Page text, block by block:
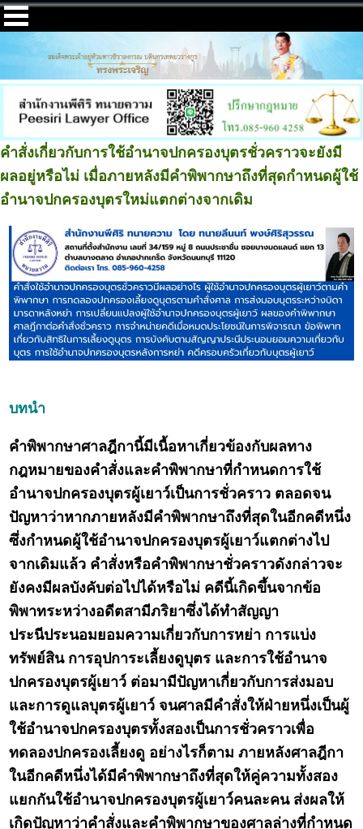
คำสั่งเกี่ยวกับการใช้อำนาจปกครองบุตรชั่วคราวจะยังมี
ผลอยู่หรือไม่ เมื่อภายหลังมีคำพิพากษาถึงที่สุดกำหนดผู้ใช้
อำนาจปกครองบุตรใหม่แตกต่างจากเดิม
บทนำ
คำพิพากษาศาลฎีกานี้มีเนื้อหาเกี่ยวข้องกับผลทาง
กฎหมายของคำสั่งและคำพิพากษาที่กำหนดการใช้
อำนาจปกครองบุตรผู้เยาว์เป็นการชั่วคราว ตลอดจน
ปัญหาว่าหากภายหลังมีคำพิพากษาถึงที่สุดในอีกคดีหนึ่ง
ซึ่งกำหนดผู้ใช้อำนาจปกครองบุตรผู้เยาว์แตกต่างไป
จากเดิมแล้ว คำสั่งหรือคำพิพากษาชั่วคราวดังกล่าวจะ
ยังคงมีผลบังคับต่อไปได้หรือไม่ คดีนี้เกิดขึ้นจากข้อ
พิพาทระหว่างอดีตสามีภริยาซึ่งได้ทำสัญญา
ประนีประนอมยอมความเกี่ยวกับการหย่า การแบ่ง
ทรัพย์สิน การอุปการะเลี้ยงดูบุตร และการใช้อำนาจ
ปกครองบุตรผู้เยาว์ ต่อมามีปัญหาเกี่ยวกับการส่งมอบ
และการดูแลบุตรผู้เยาว์ จนศาลมีคำสั่งให้ฝ่ายหนึ่งเป็นผู้
ใช้อำนาจปกครองบุตรทั้งสองเป็นการชั่วคราวเพื่อ
ทดลองปกครองเลี้ยงดู อย่างไรก็ตาม ภายหลังศาลฎีกา
ในอีกคดีหนึ่งได้มีคำพิพากษาถึงที่สุดให้คู่ความทั้งสอง
แยกกันใช้อำนาจปกครองบุตรผู้เยาว์คนละคน ส่งผลให้
เกิดปัญหาว่าคำสั่งและคำพิพากษาของศาลล่างที่กำหนด